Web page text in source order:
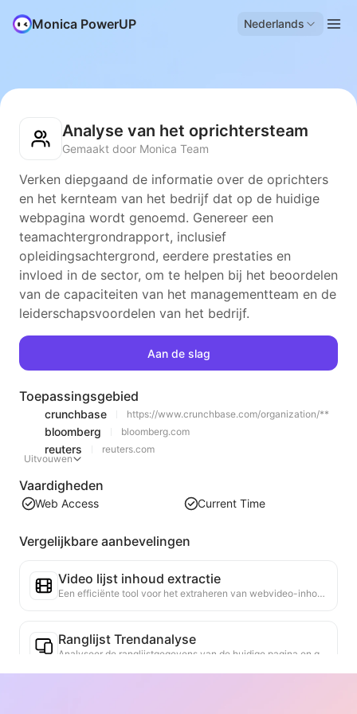
Monica PowerUP Nederlands
Analyse van het oprichtersteam
Gemaakt door Monica Team
Verken diepgaand de informatie over de oprichters
en het kernteam van het bedrijf dat op de huidige
webpagina wordt genoemd. Genereer een
teamachtergrondrapport, inclusief
opleidingsachtergrond, eerdere prestaties en
invloed in de sector, om te helpen bij het beoordelen
van de capaciteiten van het managementteam en de
leiderschapsvoordelen van het bedrijf.
Aan de slag
Toepassingsgebied
crunchbase https://www.crunchbase.com/organization/**
bloomberg bloomberg.com
reuters
reuters.com
Uitvouwen
Vaardigheden
Web Access Current Time
Vergelijkbare aanbevelingen
Video lijst inhoud extractie
Een efficiënte tool voor het extraheren van webvideo-inhoud, die snel webpagina's kan scannen en video-informatie kan organiseren in een gestructureerde Markdown-tabel.
Ranglijst Trendanalyse